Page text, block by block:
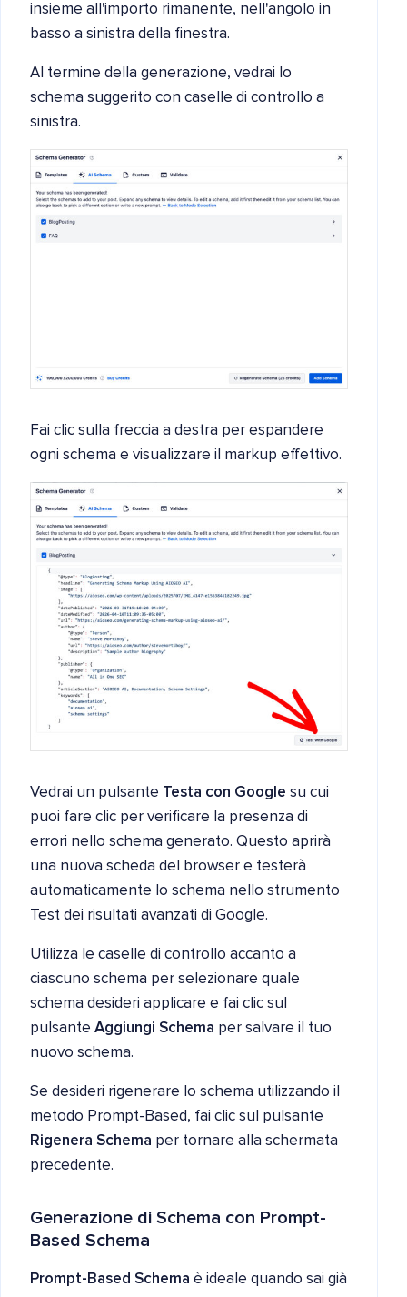
insieme all'importo rimanente, nell'angolo in
basso a sinistra della finestra.
Al termine della generazione, vedrai lo
schema suggerito con caselle di controllo a
sinistra.
Fai clic sulla freccia a destra per espandere
ogni schema e visualizzare il markup effettivo.
Vedrai un pulsante Testa con Google su cui
puoi fare clic per verificare la presenza di
errori nello schema generato. Questo aprirà
una nuova scheda del browser e testerà
automaticamente lo schema nello strumento
Test dei risultati avanzati di Google.
Utilizza le caselle di controllo accanto a
ciascuno schema per selezionare quale
schema desideri applicare e fai clic sul
pulsante Aggiungi Schema per salvare il tuo
nuovo schema.
Se desideri rigenerare lo schema utilizzando il
metodo Prompt-Based, fai clic sul pulsante
Rigenera Schema per tornare alla schermata
precedente.
Generazione di Schema con Prompt-
Based Schema
Prompt-Based Schema è ideale quando sai già